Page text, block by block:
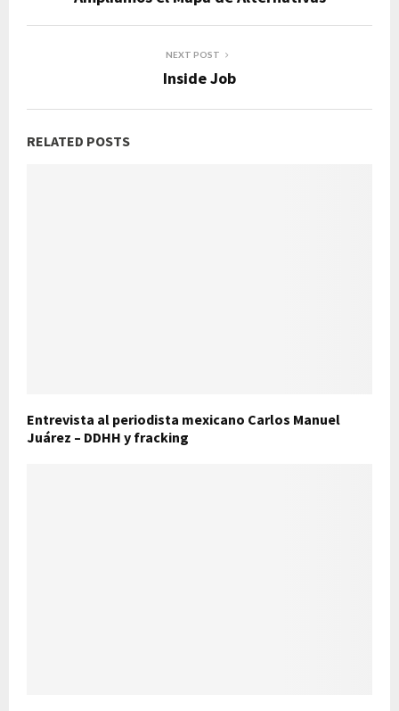
NEXT POST
Inside Job
RELATED POSTS
Entrevista al periodista mexicano Carlos Manuel
Juárez – DDHH y fracking